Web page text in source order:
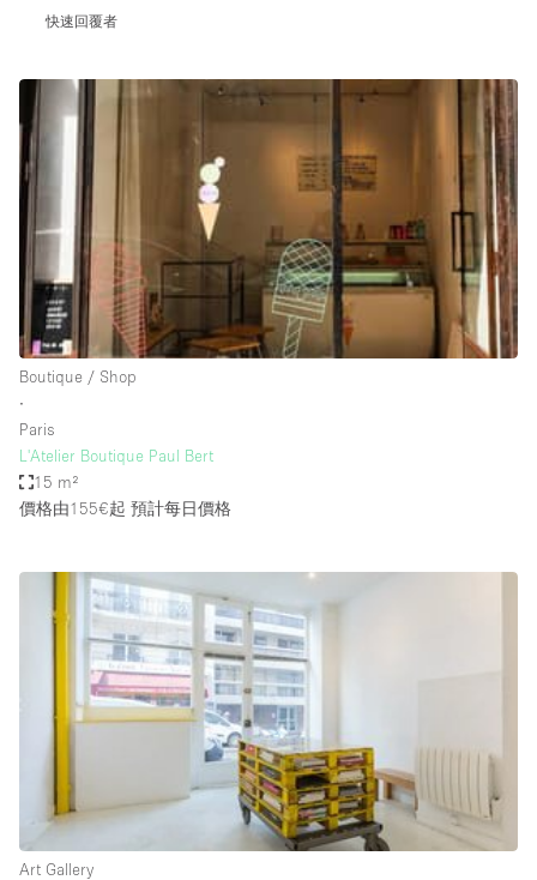
Office Space
Photo / Filming Studio
Restaurant / Bar / Cafe
Salon
Shop Share
Stall / Market Stall
Truck
Unique Space
空間特點
Air Conditioning
Animals Friendly
Bathroom
Counters
快速回覆者
Boutique / Shop
∙
Paris
L'Atelier Boutique Paul Bert
15 m²
價格由155€起 預計每日價格
Art Gallery